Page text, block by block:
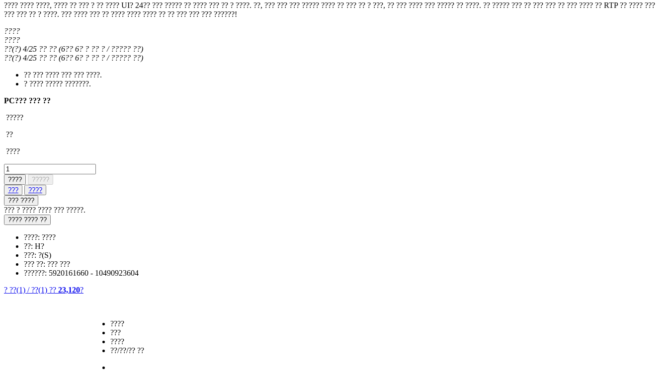
???? ???? ????, ???? ?? ??? ? ?? ???? UI? 24?? ??? ????? ?? ???? ??? ?? ? ????. ??, ??? ??? ??? ????? ???? ?? ??? ?? ? ???, ?? ??? ???? ??? ????? ?? ????. ?? ????? ??? ?? ??? ??? ?? ??? ???? ?? RTP ?? ???? ???
??? ??? ?? ? ????. ??? ???? ??? ?? ???? ???? ???? ?? ?? ??? ??? ??? ??????!
????
????
??(?) 4/25 ?? ?? (6?? 6? ? ?? ? / ????? ??)
??(?) 4/25 ?? ?? (6?? 6? ? ?? ? / ????? ??)
?? ??? ???? ??? ??? ????.
? ???? ????? ???????.
PC??? ??? ??
?????
??
????
????
?????
???
????
??? ????
??? ? ???? ???? ??? ?????.
???? ???? ??
????: ????
??: H?
???: ?(S)
??? ??: ??? ???
??????: 5920161660 - 10490923604
? ??(1) / ??(1) ?? 23,120?
????
???
????
??/??/?? ??